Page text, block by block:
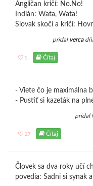
Angličan kričí: No.No!
Indián: Wata, Wata!
Slovak skočí a kričí:
pridal verca
5 Čítaj
- Viete čo je maximálna
- Pustiť si kazeták na
pridal
27 Čítaj
Človek sa dva roky učí
povedia: Sadni si synak